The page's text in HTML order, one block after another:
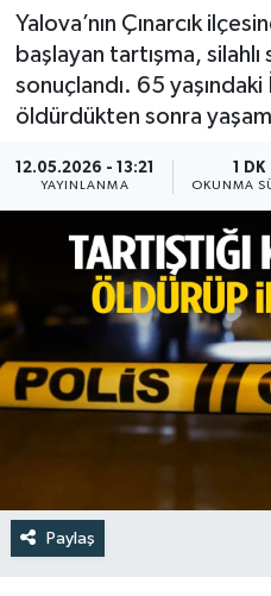
Yalova’nın Çınarcık
başlayan tartışma, silahlı
sonuçlandı. 65
öldürdükten sonra
12.05.2026 - 13:21
YAYINLANMA
1 DK
OKUNMA
Paylaş
Gündem
Resmi İlan
Siyaset
Türkiye
Tüm Manşetler
Son Dakika Haberleri
Haber Arşivi